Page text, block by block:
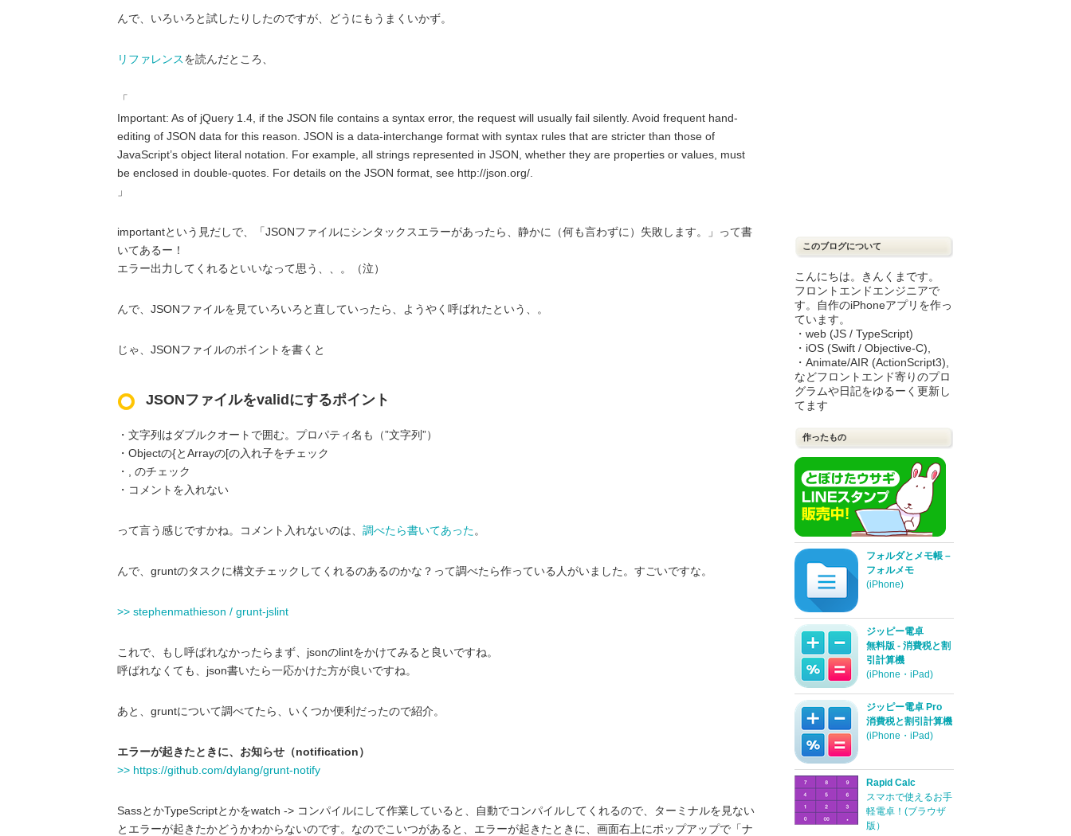
んで、いろいろと試したりしたのですが、どうにもうまくいかず。
リファレンスを読んだところ、
Important: As of jQuery 1.4, if the JSON file contains a syntax error, the request will usually fail silently. Avoid frequent hand-
editing of JSON data for this reason. JSON is a data-interchange format with syntax rules that are stricter than those of
JavaScript’s object literal notation. For example, all strings represented in JSON, whether they are properties or values, must
be enclosed in double-quotes. For details on the JSON format, see http://json.org/.
importantという見だしで、「JSONファイルにシンタックスエラーがあったら、静かに（何も言わずに）失敗します。」って書
いてあるー！
エラー出力してくれるといいなって思う、、。（泣）
んで、JSONファイルを見ていろいろと直していったら、ようやく呼ばれたという、。
じゃ、JSONファイルのポイントを書くと
JSONファイルをvalidにするポイント
・文字列はダブルクオートで囲む。プロパティ名も（”文字列”）
・Objectの{とArrayの[の入れ子をチェック
・, のチェック
・コメントを入れない
って言う感じですかね。コメント入れないのは、 調べたら書いてあった。
んで、gruntのタスクに構文チェックしてくれるのあるのかな？って調べたら作っている人がいました。すごいですな。
>> stephenmathieson / grunt-jslint
これで、もし呼ばれなかったらまず、jsonのlintをかけてみると良いですね。
呼ばれなくても、json書いたら一応かけた方が良いですね。
あと、gruntについて調べてたら、いくつか便利だったので紹介。
エラーが起きたときに、お知らせ（notification）
>> https://github.com/dylang/grunt-notify
SassとかTypeScriptとかをwatch -> コンパイルにして作業していると、自動でコンパイルしてくれるので、ターミナルを見ない
とエラーが起きたかどうかわからないのです。なのでこいつがあると、エラーが起きたときに、画面右上にポップアップで「ナ
このブログについて
こんにちは。きんくまです。
フロントエンドエンジニアで
す。自作のiPhoneアプリを作っ
ています。
・web (JS / TypeScript)
・iOS (Swift / Objective-C),
・Animate/AIR (ActionScript3),
などフロントエンド寄りのプロ
グラムや日記をゆるーく更新し
てます
作ったもの
フォルダとメモ帳 –
フォルメモ
(iPhone)
ジッピー電卓
無料版 - 消費税と割
引計算機
(iPhone・iPad)
ジッピー電卓 Pro
消費税と割引計算機
(iPhone・iPad)
Rapid Calc
スマホで使えるお手
軽電卓！(ブラウザ
版）